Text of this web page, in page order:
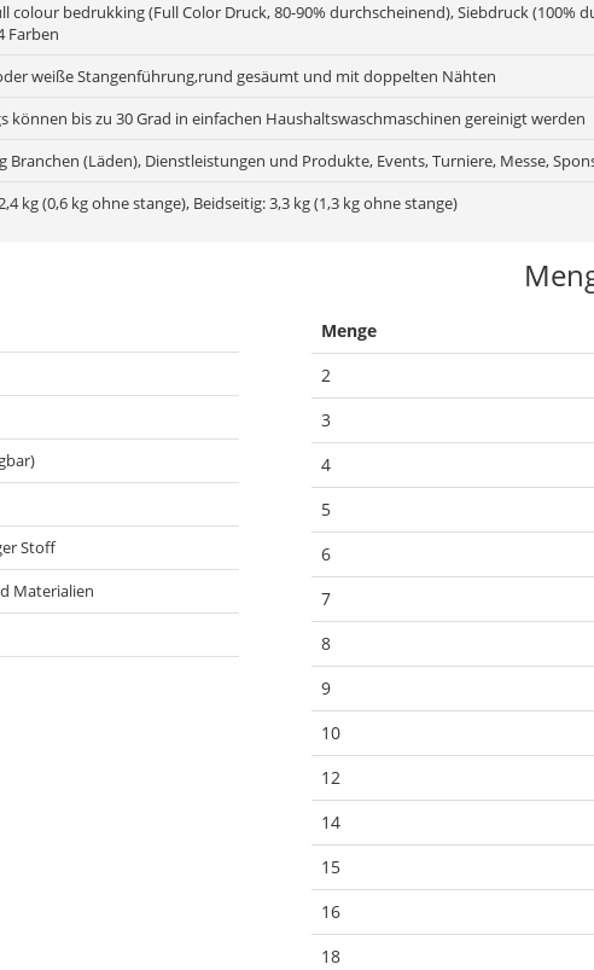
colour bedrukking (Full Color Druck, 80-90% durchscheinend), Siebdruck
Farben
weiße Stangenführung,rund gesäumt und mit doppelten Nähten
können bis zu 30 Grad in einfachen Haushaltswaschmaschinen gereinigt werden
Branchen (Läden), Dienstleistungen und Produkte, Events, Turniere, Messe,
kg (0,6 kg ohne stange), Beidseitig: 3,3 kg (1,3 kg ohne stange)
Stoff
Materialien
Menge
2
3
4
5
6
7
8
9
10
12
14
15
16
18